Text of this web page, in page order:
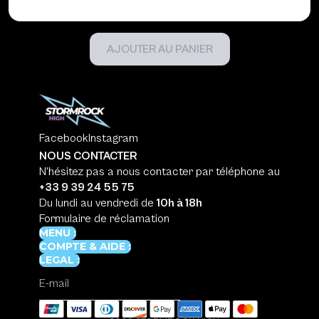
AJOUTER AU PANIER
FacebookInstagram
NOUS CONTACTER
N'hésitez pas a nous contacter par téléphone au
+33 9 39 24 55 75
Du lundi au vendredi de 10h à 18h
Formulaire de réclamation
MENU :
COMPTE & AIDE :
LEGAL :